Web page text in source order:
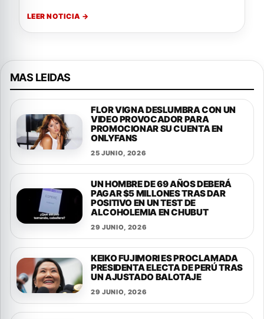
LEER NOTICIA →
MAS LEIDAS
FLOR VIGNA DESLUMBRA CON UN
VIDEO PROVOCADOR PARA
PROMOCIONAR SU CUENTA EN
ONLYFANS
25 JUNIO, 2026
UN HOMBRE DE 69 AÑOS DEBERÁ
PAGAR $5 MILLONES TRAS DAR
POSITIVO EN UN TEST DE
ALCOHOLEMIA EN CHUBUT
29 JUNIO, 2026
KEIKO FUJIMORI ES PROCLAMADA
PRESIDENTA ELECTA DE PERÚ TRAS
UN AJUSTADO BALOTAJE
29 JUNIO, 2026